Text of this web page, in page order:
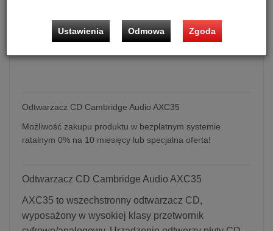
dodaj do koszyka
Odtwarzacz CD Cambridge Audio AXC35
Możliwość zakupu produktu w bezpłatnym systemie
ratalnym 0% na 10 miesięcy lub specjalna oferta!
Odtwarzacz CD Cambridge Audio AXC35
AXC35 to wszechstronny odtwarzacz CD,
wyposażony w wysokiej klasy przetwornik
Ustawienia Odmowa Zgoda